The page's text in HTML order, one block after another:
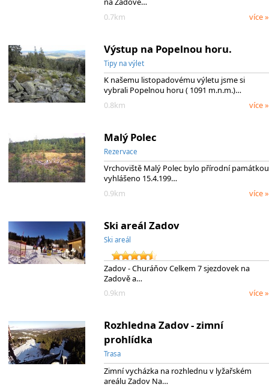
0.7km
více »
Výstup na Popelnou horu.
Tipy na výlet
K našemu listopadovému výletu jsme si
vybrali Popelnou horu ( 1091 m.n.m.)…
0.8km
více »
Malý Polec
Rezervace
Vrchoviště Malý Polec bylo přírodní památkou
vyhlášeno 15.4.199…
0.9km
více »
Ski areál Zadov
Ski areál
Zadov - Churáňov Celkem 7 sjezdovek na
Zadově a…
0.9km
více »
Rozhledna Zadov - zimní
prohlídka
Trasa
Zimní vycházka na rozhlednu v lyžařském
areálu Zadov Na…